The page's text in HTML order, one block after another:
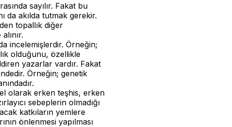
sayılır. Fakat bu
da akılda tutmak gerekir.
topallık diğer
incelemişlerdir. Örneğin;
olduğunu, özellikle
yazarlar vardır. Fakat
Örneğin; genetik
olarak erken teşhis, erken
sebeplerin olmadığı
katkıların yemlere
önlenmesi yapılması